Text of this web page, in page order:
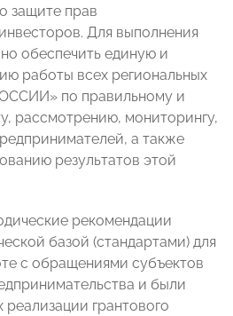
защите прав
Для выполнения
обеспечить единую и
работы всех региональных
по правильному и
рассмотрению, мониторингу,
а также
результатов этой
рекомендации
базой (стандартами) для
с обращениями субъектов
и были
грантового